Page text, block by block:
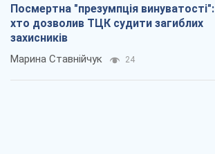
Посмертна "презумпція винуватості":
хто дозволив ТЦК судити загиблих
захисників
Марина Ставнійчук 24